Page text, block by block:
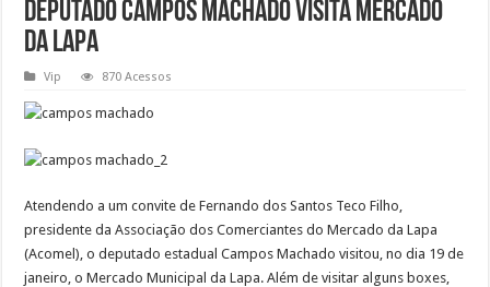
Deputado Campos Machado visita Mercado
da Lapa
Vip 870 Acessos
Atendendo a um convite de Fernando dos Santos Teco Filho,
presidente da Associação dos Comerciantes do Mercado da Lapa
(Acomel), o deputado estadual Campos Machado visitou, no dia 19 de
janeiro, o Mercado Municipal da Lapa. Além de visitar alguns boxes,